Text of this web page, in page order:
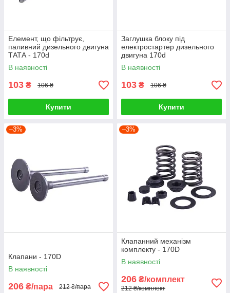
Елемент, що фільтрує,
паливний дизельного двигуна
ТАТА - 170d
В наявності
103 ₴ 106 ₴
Купити
Заглушка блоку під
електростартер дизельного
двигуна 170d
В наявності
103 ₴ 106 ₴
Купити
–3%
Клапани - 170D
В наявності
206 ₴/пара 212 ₴/пара
–3%
Клапанний механізм
комплекту - 170D
В наявності
206 ₴/комплект
212 ₴/комплект